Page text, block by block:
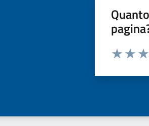
Valuta da 1